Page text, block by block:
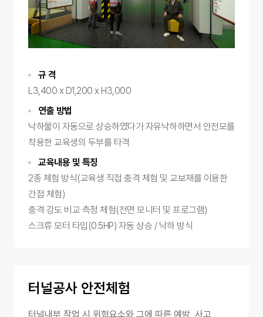
규 격
L3,400 x D1,200 x H3,000
연출 방법
낙하물이 자동으로 상승하였다가 자유낙하하면서 안전모를
착용한 교육생의 두부를 타격
교육내용 및 특징
2종 체험 방식(교육생 직접 충격 체험 및 교보재를 이용한
간접 체험)
충격 강도 비교 측정 체험(전면 모니터 및 프로그램)
스크류 모터 타입(0.5HP) 자동 상승 / 낙하 방식
터널공사 안전체험
터널내부 작업 시 위험요소와 그에 따른 예방, 사고